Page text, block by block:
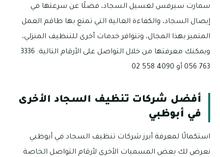
سمارت سيرفس لغسيل السجاد، فضلًا عن سرعتها في
إيصال السجاد، والكفاءة العالية التي تمتع بها طاقم العمل
المتميز بهذا المجال، وتتوافر خدمات أخرى للتنظيف المنزلي،
ويمكنك معرفتها من خلال التواصل على الأرقام التالية: 3336
763 056 أو 4090 558 02
أفضل شركات تنظيف السجاد الأخرى
في أبوظبي
استكمالًا لمعرفة أبرز شركات تنظيف السجاد في أبوظبي
نعرض لك بعض المسميات الأخرى لأرقام التواصل الخاصة